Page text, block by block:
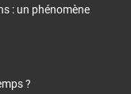
: un phénomène
?